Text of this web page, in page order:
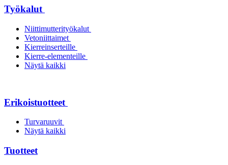
Työkalut
Niittimutterityökalut
Vetoniittaimet
Kierreinserteille
Kierre-elementeille
Näytä kaikki
Erikoistuotteet
Turvaruuvit
Näytä kaikki
Tuotteet